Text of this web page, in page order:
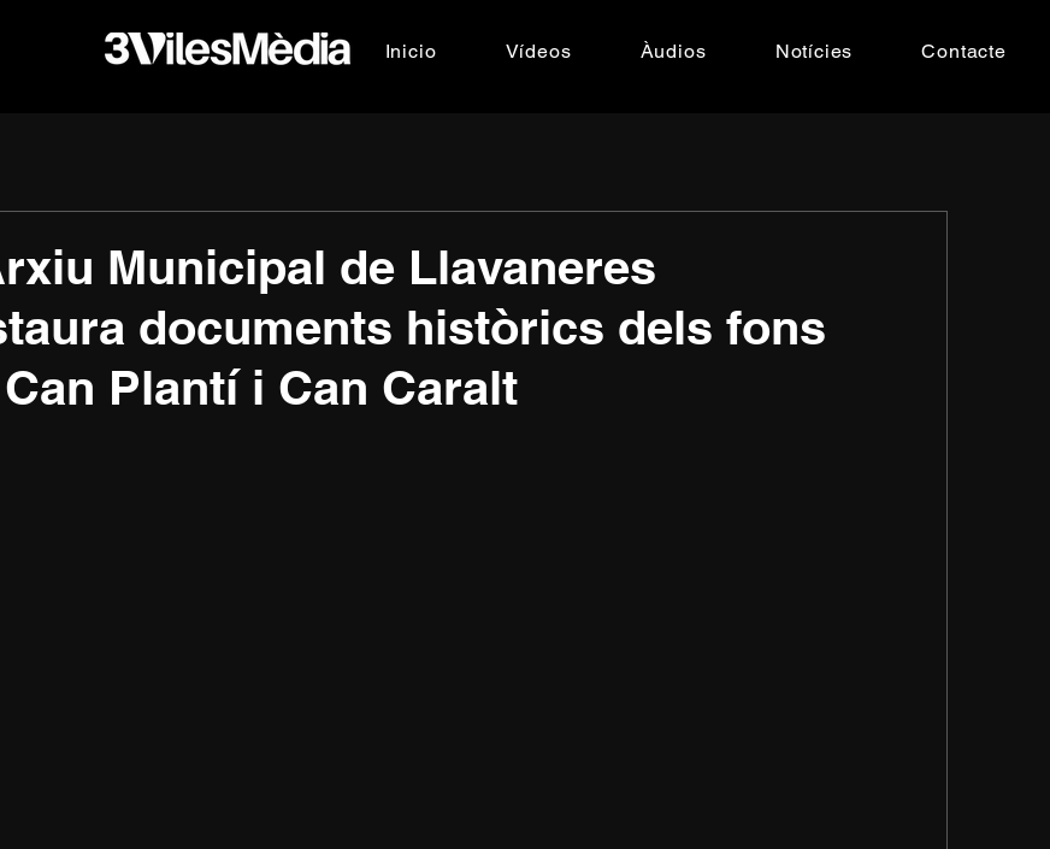
Inicio Vídeos Àudios Notícies Contacte
Municipal de Llavaneres
documents històrics dels fons
Plantí i Can Caralt